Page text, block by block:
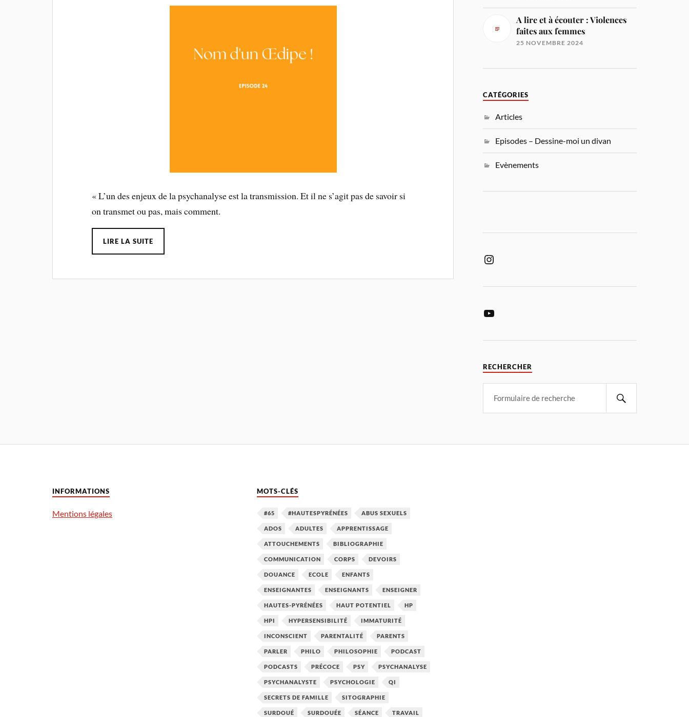
« L’un des enjeux de la psychanalyse est la transmission. Et il ne s’agit pas de savoir si
on transmet ou pas, mais comment.
LIRE LA SUITE
A lire et à écouter : Violences
faites aux femmes
25 NOVEMBRE 2024
CATÉGORIES
Articles
Episodes – Dessine-moi un divan
Evènements
RECHERCHER
INFORMATIONS
Mentions légales
MOTS-CLÉS
#65 #HAUTESPYRÉNÉES ABUS SEXUELS
ADOS ADULTES APPRENTISSAGE
ATTOUCHEMENTS BIBLIOGRAPHIE
COMMUNICATION CORPS DEVOIRS
DOUANCE ECOLE ENFANTS
ENSEIGNANTES ENSEIGNANTS ENSEIGNER
HAUTES-PYRÉNÉES HAUT POTENTIEL HP
HPI HYPERSENSIBILITÉ IMMATURITÉ
INCONSCIENT PARENTALITÉ PARENTS
PARLER PHILO PHILOSOPHIE PODCAST
PODCASTS PRÉCOCE PSY PSYCHANALYSE
PSYCHANALYSTE PSYCHOLOGIE QI
SECRETS DE FAMILLE SITOGRAPHIE
SURDOUÉ SURDOUÉE SÉANCE TRAVAIL